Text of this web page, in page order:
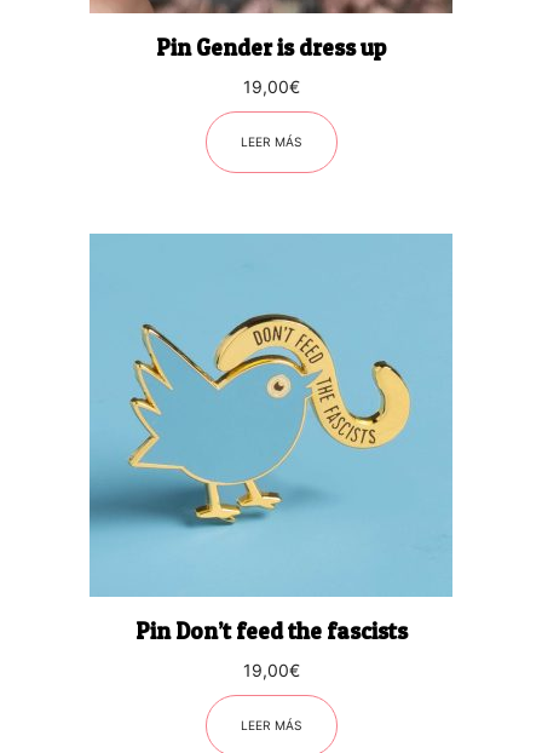
Pin Gender is dress up
19,00€
LEER MÁS
Pin Don’t feed the fascists
19,00€
LEER MÁS